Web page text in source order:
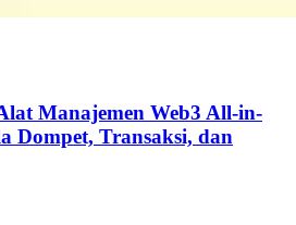
Manajemen Web3 All-in-
Dompet, Transaksi, dan